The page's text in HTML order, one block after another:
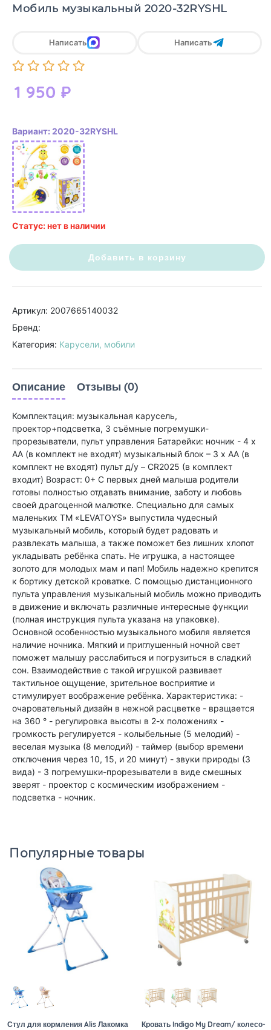
Мобиль музыкальный 2020-32RYSHL
1 950 ₽
Написать Написать
Вариант: 2020-32RYSHL
Статус: нет в наличии
Добавить в корзину
Артикул: 2007665140032
Бренд:
Категория: Карусели, мобили
Описание Отзывы (0)
Комплектация: музыкальная карусель,
проектор+подсветка, 3 съёмные погремушки-
прорезыватели, пульт управления Батарейки: ночник - 4 х
АА (в комплект не входят) музыкальный блок – 3 х АА (в
комплект не входят) пульт д/у – CR2025 (в комплект
входит) Возраст: 0+ С первых дней малыша родители
готовы полностью отдавать внимание, заботу и любовь
своей драгоценной малютке. Специально для самых
маленьких ТМ «LEVATOYS» выпустила чудесный
музыкальный мобиль, который будет радовать и
развлекать малыша, а также поможет без лишних хлопот
укладывать ребёнка спать. Не игрушка, а настоящее
золото для молодых мам и пап! Мобиль надежно крепится
к бортику детской кроватке. С помощью дистанционного
пульта управления музыкальный мобиль можно приводить
в движение и включать различные интересные функции
(полная инструкция пульта указана на упаковке).
Основной особенностью музыкального мобиля является
наличие ночника. Мягкий и приглушенный ночной свет
поможет малышу расслабиться и погрузиться в сладкий
сон. Взаимодействие с такой игрушкой развивает
тактильное ощущение, зрительное восприятие и
стимулирует воображение ребёнка. Характеристика: -
очаровательный дизайн в нежной расцветке - вращается
на 360 ° - регулировка высоты в 2-х положениях -
громкость регулируется - колыбельные (5 мелодий) -
веселая музыка (8 мелодий) - таймер (выбор времени
отключения через 10, 15, и 20 минут) - звуки природы (3
вида) - 3 погремушки-прорезыватели в виде смешных
зверят - проектор с космическим изображением -
подсветка - ночник.
Популярные товары
Стул для кормления Alis Лакомка
Кровать Indigo My Dream/ колесо-